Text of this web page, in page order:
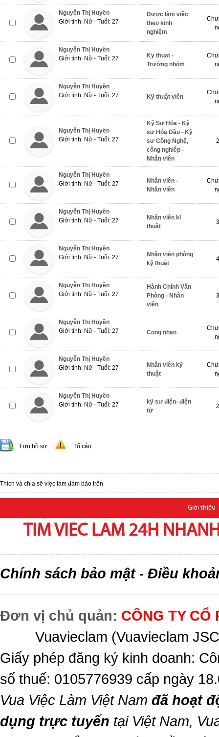
Nguyễn Thị Huyền
Giới tính: Nữ - Tuổi: 27
Được làm việc
theo kinh
nghiệm
Nguyễn Thị Huyền
Giới tính: Nữ - Tuổi: 27
Ky thuat -
Trưởng nhóm
Nguyễn Thị Huyền
Giới tính: Nữ - Tuổi: 27
Kỹ thuật viên
Nguyễn Thị Huyền
Giới tính: Nữ - Tuổi: 27
Kỹ Sư Hóa - Kỹ
sư Hóa Dầu - Kỹ
sư Công Nghệ,
công nghiêp -
Nhân viên
Nguyễn Thị Huyền
Giới tính: Nữ - Tuổi: 27
Nhân viên -
Nhân viên
Nguyễn Thị Huyền
Giới tính: Nữ - Tuổi: 27
Nhân viên kĩ
thuật
Nguyễn Thị Huyền
Giới tính: Nữ - Tuổi: 27
Nhân viên phòng
kỹ thuật
Nguyễn Thị Huyền
Giới tính: Nữ - Tuổi: 27
Hành Chính Văn
Phòng - Nhân
viên
Nguyễn Thị Huyền
Giới tính: Nữ - Tuổi: 27
Cong nhan
Nguyễn Thị Huyền
Giới tính: Nữ - Tuổi: 27
Nhân viên kỹ
thuật
Nguyễn Thị Huyền
Giới tính: Nữ - Tuổi: 27
kỹ sư điện- điện
tử
Lưu hồ sơ Tố cáo
Thích và chia sẽ việc làm đảm bảo trên
Giới thiệu
TIM VIEC LAM 24H
Chính sách bảo mật- Điều
Đơn vị chủ quản: CÔNG TY CỔ
Vuavieclam (Vuavieclam
Giấy phép đăng ký kinh doanh:
số thuế: 0105776939 cấp ngày
Vua Việc Làm Việt Nam đã hoạt
dụng trực tuyến tại Việt Nam,